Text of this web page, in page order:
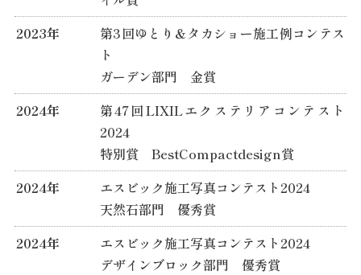
2023年
第3回ゆとり＆タカショー施工例コンテス
ト
ガーデン部門 金賞
2024年
第47回LIXILエクステリアコンテスト
2024
特別賞 BestCompactdesign賞
2024年
エスビック施工写真コンテスト2024
天然石部門 優秀賞
2024年
エスビック施工写真コンテスト2024
デザインブロック部門 優秀賞